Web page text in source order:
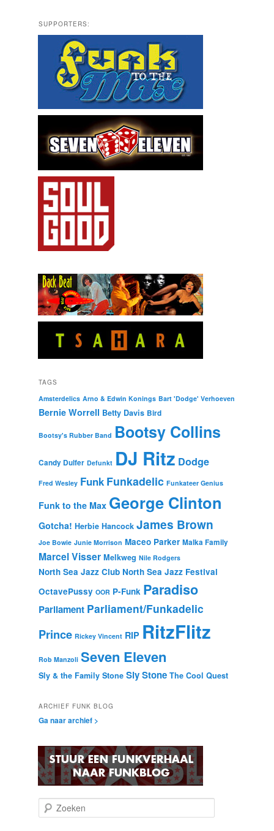
SUPPORTERS:
TAGS
Amsterdelics Arno & Edwin Konings Bart 'Dodge' Verhoeven
Bernie Worrell Betty Davis Bird
Bootsy's Rubber Band Bootsy Collins
Candy Dulfer Defunkt DJ Ritz Dodge
Fred Wesley Funk Funkadelic Funkateer Genius
Funk to the Max George Clinton
Gotcha! Herbie Hancock James Brown
Joe Bowie Junie Morrison Maceo Parker Malka Family
Marcel Visser Melkweg Nile Rodgers
North Sea Jazz Club North Sea Jazz Festival
OctavePussy OOR P-Funk Paradiso
Parliament Parliament/Funkadelic
Prince Rickey Vincent RIP RitzFlitz
Rob Manzoli Seven Eleven
Sly & the Family Stone Sly Stone The Cool Quest
ARCHIEF FUNK BLOG
Ga naar archief >
o